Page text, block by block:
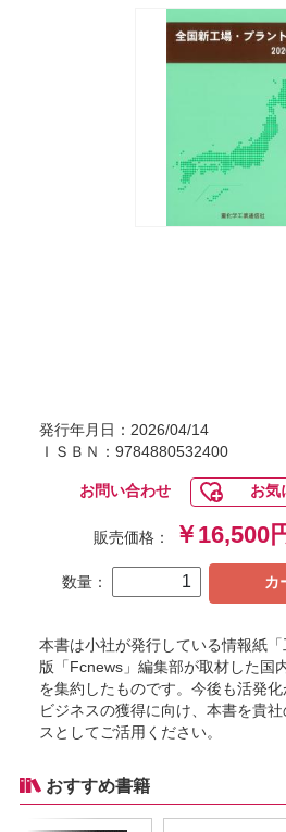
発行年月日：2026/04/14
ＩＳＢＮ：9784880532400
お問い合わせ お気
販売価格： ￥16,500
数量： カ
本書は小社が発行している情報紙
版「Fcnews」編集部が取材した国
を集約したものです。今後も活発
ビジネスの獲得に向け、本書を貴
スとしてご活用ください。
おすすめ書籍